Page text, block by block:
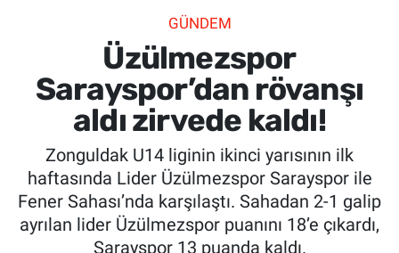
GÜNDEM
Üzülmezspor
Sarayspor’dan rövanşı
aldı zirvede kaldı!
Zonguldak U14 liginin ikinci yarısının ilk
haftasında Lider Üzülmezspor Sarayspor ile
Fener Sahası’nda karşılaştı. Sahadan 2-1 galip
ayrılan lider Üzülmezspor puanını 18’e çıkardı,
Sarayspor 13 puanda kaldı.
SPOR
SAĞLIK